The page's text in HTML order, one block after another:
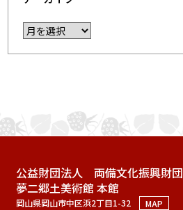
公益財団法人 両備文化振興財団
夢二郷土美術館 本館
岡山県岡山市中区浜2丁目1-32
MAP